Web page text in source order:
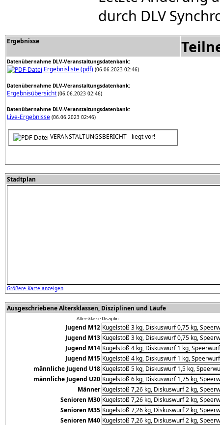
durch DLV
Ergebnisse
Datenübernahme DLV-Veranstaltungsdatenbank:
Ergebnisliste (pdf) (06.06.2023 02:46)
Datenübernahme DLV-Veranstaltungsdatenbank:
Ergebnisübersicht (06.06.2023 02:46)
Datenübernahme DLV-Veranstaltungsdatenbank:
Live-Ergebnisse (06.06.2023 02:46)
VERANSTALTUNGSBERICHT - liegt vor!
Stadtplan
Größere Karte anzeigen
Ausgeschriebene Altersklassen, Disziplinen und Läufe
AltersklasseDisziplin
Jugend M12 Kugelstoß 3 kg, Diskuswurf 0,75 kg,
Jugend M13 Kugelstoß 3 kg, Diskuswurf 0,75 kg,
Jugend M14 Kugelstoß 4 kg, Diskuswurf 1 kg,
Jugend M15 Kugelstoß 4 kg, Diskuswurf 1 kg,
männliche Jugend U18 Kugelstoß 5 kg, Diskuswurf 1,5 kg,
männliche Jugend U20 Kugelstoß 6 kg, Diskuswurf 1,75 kg,
Männer Kugelstoß 7,26 kg, Diskuswurf 2 kg,
Senioren M30 Kugelstoß 7,26 kg, Diskuswurf 2 kg,
Senioren M35 Kugelstoß 7,26 kg, Diskuswurf 2 kg,
Senioren M40 Kugelstoß 7,26 kg, Diskuswurf 2 kg,